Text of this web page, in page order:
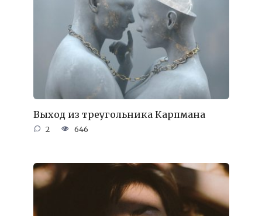
Выход из треугольника Карпмана
2 646